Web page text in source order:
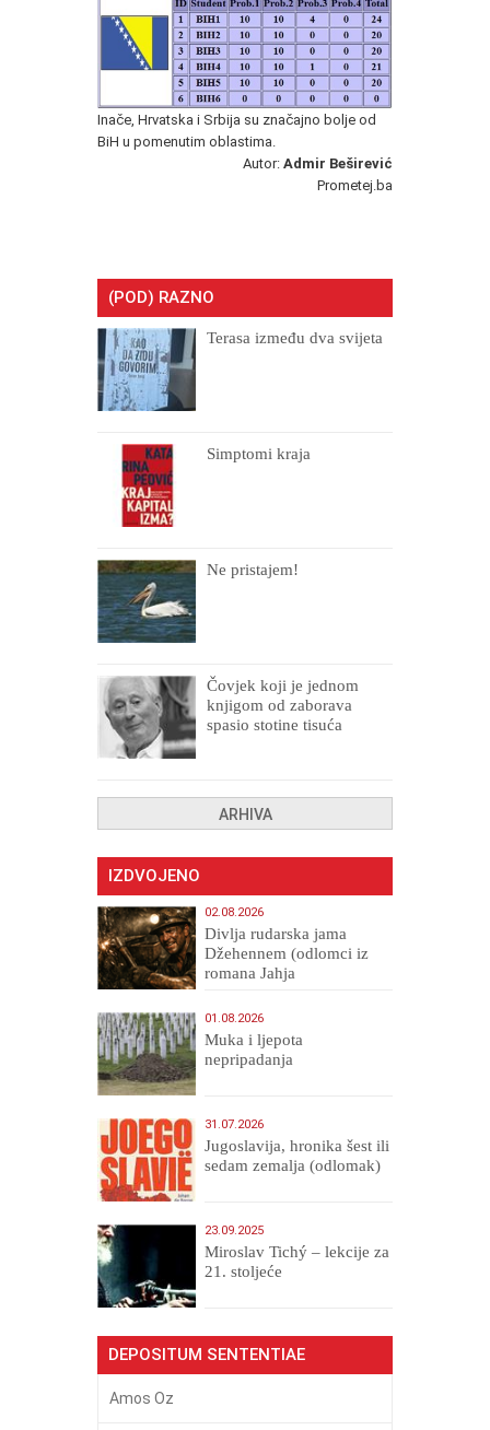
Inače, Hrvatska i Srbija su značajno bolje od
BiH u pomenutim oblastima.
Autor: Admir Beširević
Prometej.ba
(POD) RAZNO
Terasa između dva svijeta
Simptomi kraja
Ne pristajem!
Čovjek koji je jednom
knjigom od zaborava
spasio stotine tisuća
ARHIVA
IZDVOJENO
02.08.2026
Divlja rudarska jama
Džehennem (odlomci iz
romana Jahja
01.08.2026
Muka i ljepota
nepripadanja
31.07.2026
Jugoslavija, hronika šest ili
sedam zemalja (odlomak)
23.09.2025
Miroslav Tichý – lekcije za
21. stoljeće
DEPOSITUM SENTENTIAE
Amos Oz